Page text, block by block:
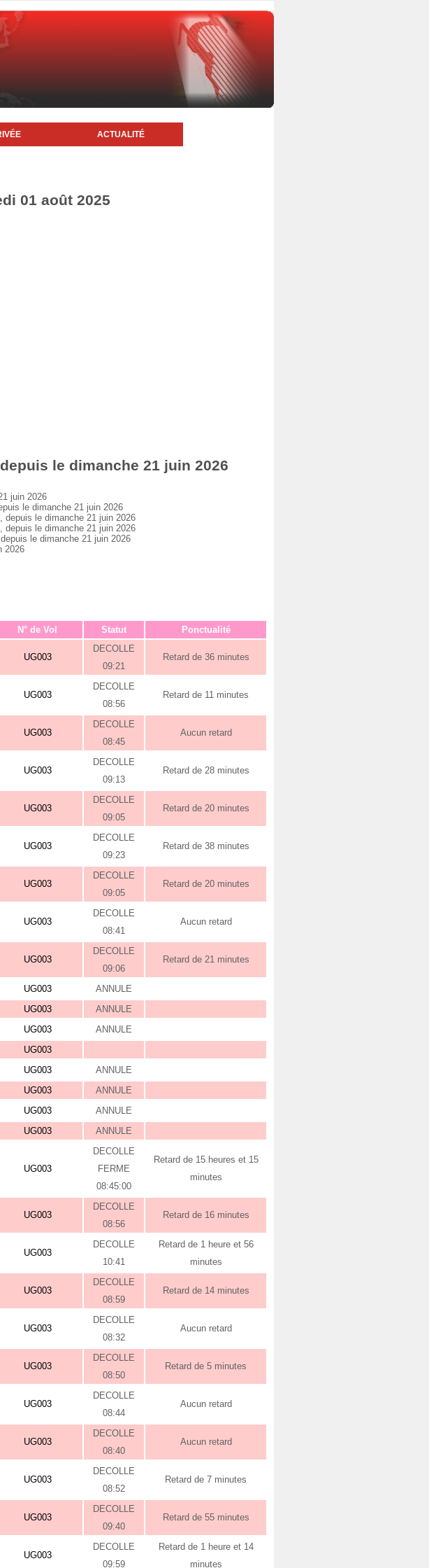
ACTUALITÉ
01 août 2025
le dimanche 21 juin 2026
juin 2026
le dimanche 21 juin 2026
le dimanche 21 juin 2026
le dimanche 21 juin 2026
le dimanche 21 juin 2026
2026
N° de Vol Statut Ponctualité
UG003
DECOLLE
09:21
Retard de 36 minutes
UG003
DECOLLE
08:56
Retard de 11 minutes
UG003
DECOLLE
08:45
Aucun retard
UG003
DECOLLE
09:13
Retard de 28 minutes
UG003
DECOLLE
09:05
Retard de 20 minutes
UG003
DECOLLE
09:23
Retard de 38 minutes
UG003
DECOLLE
09:05
Retard de 20 minutes
UG003
DECOLLE
08:41
Aucun retard
UG003
DECOLLE
09:06
Retard de 21 minutes
UG003
ANNULE
UG003
ANNULE
UG003
ANNULE
UG003
UG003
ANNULE
UG003
ANNULE
UG003
ANNULE
UG003 ANNULE
UG003
DECOLLE
FERME
08:45:00
Retard de 15 heures et 15
minutes
UG003
DECOLLE
08:56
Retard de 16 minutes
UG003
DECOLLE
10:41
Retard de 1 heure et 56
minutes
UG003
DECOLLE
08:59
Retard de 14 minutes
UG003
DECOLLE
08:32
Aucun retard
UG003
DECOLLE
08:50
Retard de 5 minutes
UG003
DECOLLE
08:44
Aucun retard
UG003
DECOLLE
08:40
Aucun retard
UG003
DECOLLE
08:52
Retard de 7 minutes
UG003
DECOLLE
09:40
Retard de 55 minutes
UG003
DECOLLE
09:59
Retard de 1 heure et 14
minutes